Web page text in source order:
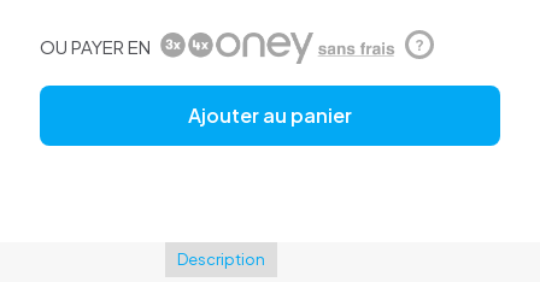
OU PAYER EN ?
Ajouter au panier
Description